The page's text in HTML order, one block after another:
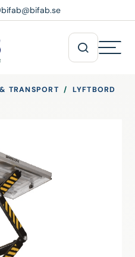
bifab@bifab.se
TRANSPORT /
LYFTBORD